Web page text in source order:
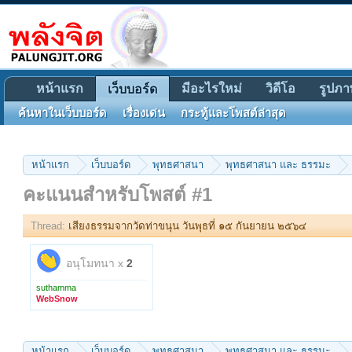
หน้าแรก เว็บบอร์ด พุทธศาสนา พุทธศาสนา และ ธรรมะ
คะแนนสำหรับโพสต์ #1
Thread: เสียงธรรมจากวัดท่าขนุน วันพุธที่ ๑๕ กันยายน ๒๕๖๔
อนุโมทนา x 2
suthamma
WebSnow
หน้าแรก เว็บบอร์ด
ค้นหาในเว็บบอร์ด เรื่องเด่น กระทู้และโพสต์ล่าสุด
มีอะไรใหม่ วิดีโอ รูปภ